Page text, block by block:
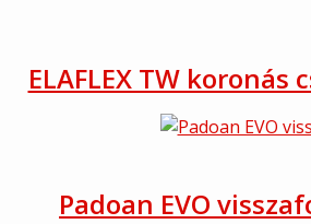
ELAFLEX TW
Padoan EVO